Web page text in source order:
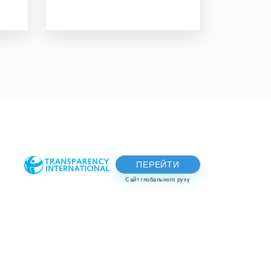
ПЕРЕЙТИ
Сайт глобального руху